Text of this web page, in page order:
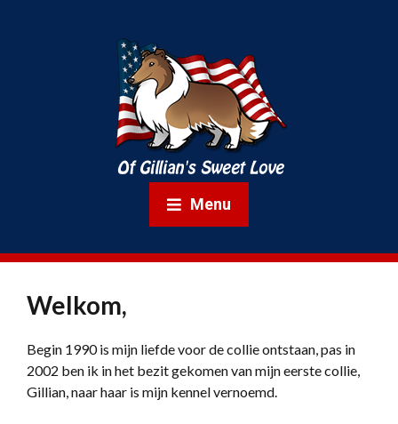
Menu
Welkom,
Begin 1990 is mijn liefde voor de collie ontstaan, pas in
2002 ben ik in het bezit gekomen van mijn eerste collie,
Gillian, naar haar is mijn kennel vernoemd.